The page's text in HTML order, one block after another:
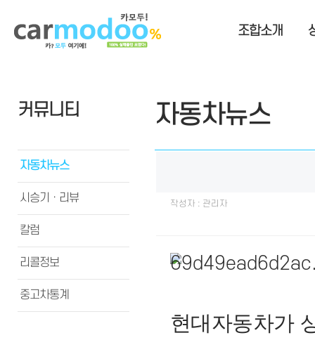
조합소개
커뮤니티
자동차뉴스
시승기ㆍ리뷰
칼럼
리콜정보
중고차통계
자동차뉴스
작성자 : 관리자
현대자동차가